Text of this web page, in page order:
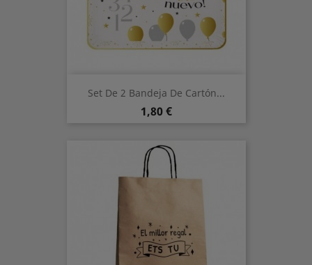
Set De 2 Bandeja De Cartón...
Precio
1,80 €